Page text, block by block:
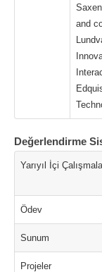
and
Değerlendirme
Yarıyıl İçi
Ödev
Sunum
Projeler